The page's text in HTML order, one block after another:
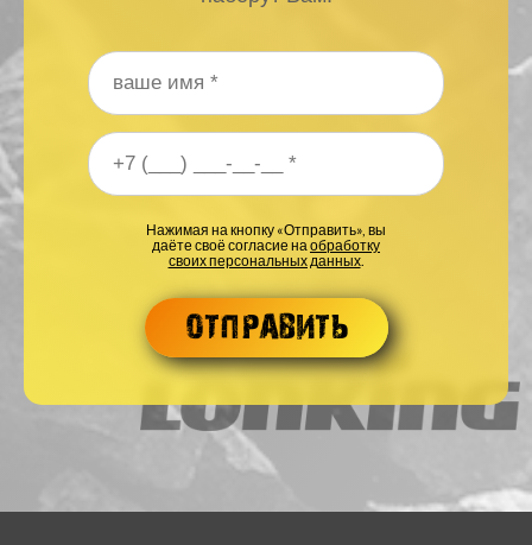
Ваше имя*
Ваш номер телефона*
Нажимая на кнопку «Отправить», вы
даёте своё согласие наобработку
своих персональных данных.